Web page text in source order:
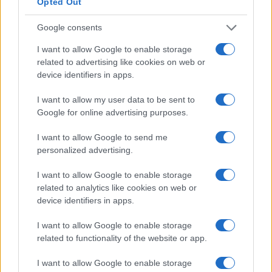
Google consents
I want to allow Google to enable storage
related to advertising like cookies on web or
device identifiers in apps.
I want to allow my user data to be sent to
Google for online advertising purposes.
I want to allow Google to send me
personalized advertising.
I want to allow Google to enable storage
related to analytics like cookies on web or
device identifiers in apps.
I want to allow Google to enable storage
related to functionality of the website or app.
I want to allow Google to enable storage
negociação impressionante. Quase todos os dias, é uma
das 20 principais bolsas de valores com maior volume de
milhões por dia. Os 10 principais pares de negociação no
Gate.io em termos de volume de negociação geralmente
resumir o que precede, o vasto número de pares de
aspectos muito impressionantes desta bolsa.
Última etapa: Armazene BTC3S com
segurança em carteiras de hardware
Interface amigável e fácil de configurar
Pode ser usado em desktops e laptops